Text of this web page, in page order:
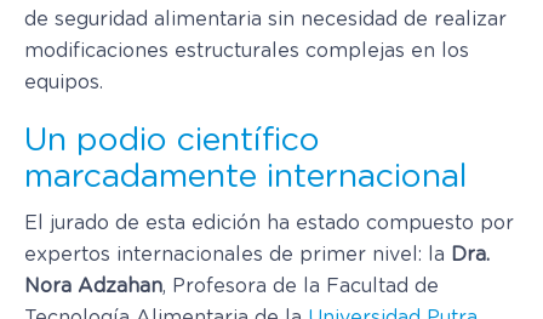
de seguridad alimentaria sin necesidad de realizar
modificaciones estructurales complejas en los
equipos.
Un podio científico
marcadamente internacional
El jurado de esta edición ha estado compuesto por
expertos internacionales de primer nivel: la Dra.
Nora Adzahan, Profesora de la Facultad de